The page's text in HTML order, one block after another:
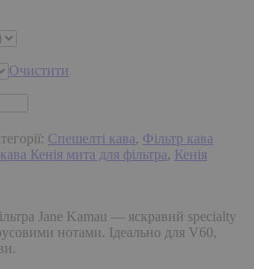
Очистити
Спешелті кава, Фільтр кава
кава Кенія мита для фільтра, Кенія
Jane Kamau — яскравий specialty
нотами. Ідеально для V60,